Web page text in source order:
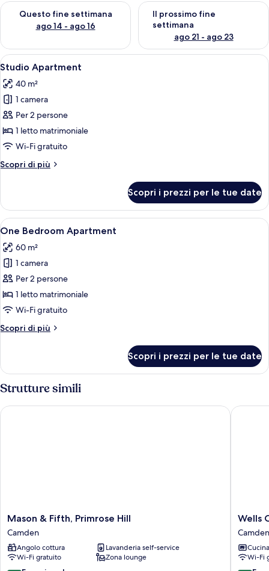
Questo fine settimana
ago 14 - ago 16
Verifica la disponibilità per questo fine settimana, ago 14 -
Il prossimo fine
settimana
ago 21 - ago 23
Verifica la disponibilità per il
Apri
tutte
le
foto
per
Studio
Apartment
Un soggiorno moderno con un
9
Studio Apartment
40 m²
1 camera
Per 2 persone
1 letto matrimoniale
Wi-Fi gratuito
Scopri di più
Altri
Apartment
Scopri i prezzi per le tue date
Apri
tutte
le
foto
per
One
Bedroom
One Bedroom Apartment | Area
12
One Bedroom Apartment
60 m²
1 camera
Per 2 persone
1 letto matrimoniale
Wi-Fi gratuito
Scopri di più
Altri
Bedroom
Apartment
Scopri i prezzi per le tue date
Strutture simili
Mason
&
Fifth,
Primrose
Hill
Mason & Fifth, Primrose Hill
Camden
Angolo cottura
Lavanderia self-service
Wi-Fi gratuito
Zona lounge
Mason & Fifth, Primrose Hill
Wells
Court
by
Aeria
Wells
Camden
Cucina
Wi-Fi
Wells